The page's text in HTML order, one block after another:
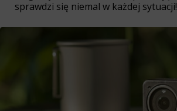
sprawdzi się niemal w każdej sytuacji!